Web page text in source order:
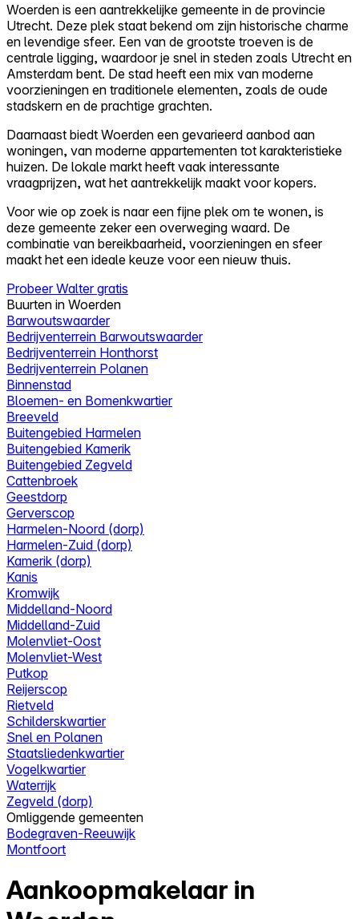
Zelf kopen
Alles-in-één
Reviews
Prijzen
Log in
Probeer Walter gratis
Woerden is een aantrekkelijke gemeente in de provincie
Utrecht. Deze plek staat bekend om zijn historische charme
en levendige sfeer. Een van de grootste troeven is de
centrale ligging, waardoor je snel in steden zoals Utrecht en
Amsterdam bent. De stad heeft een mix van moderne
voorzieningen en traditionele elementen, zoals de oude
stadskern en de prachtige grachten.
Daarnaast biedt Woerden een gevarieerd aanbod aan
woningen, van moderne appartementen tot karakteristieke
huizen. De lokale markt heeft vaak interessante
vraagprijzen, wat het aantrekkelijk maakt voor kopers.
Voor wie op zoek is naar een fijne plek om te wonen, is
deze gemeente zeker een overweging waard. De
combinatie van bereikbaarheid, voorzieningen en sfeer
maakt het een ideale keuze voor een nieuw thuis.
Probeer Walter gratis
Buurten in Woerden
Barwoutswaarder
Bedrijventerrein Barwoutswaarder
Bedrijventerrein Honthorst
Bedrijventerrein Polanen
Binnenstad
Bloemen- en Bomenkwartier
Breeveld
Buitengebied Harmelen
Buitengebied Kamerik
Buitengebied Zegveld
Cattenbroek
Geestdorp
Gerverscop
Harmelen-Noord (dorp)
Harmelen-Zuid (dorp)
Kamerik (dorp)
Kanis
Kromwijk
Middelland-Noord
Middelland-Zuid
Molenvliet-Oost
Molenvliet-West
Putkop
Reijerscop
Rietveld
Schilderskwartier
Snel en Polanen
Staatsliedenkwartier
Vogelkwartier
Waterrijk
Zegveld (dorp)
Omliggende gemeenten
Bodegraven-Reeuwijk
Montfoort
Aankoopmakelaar in